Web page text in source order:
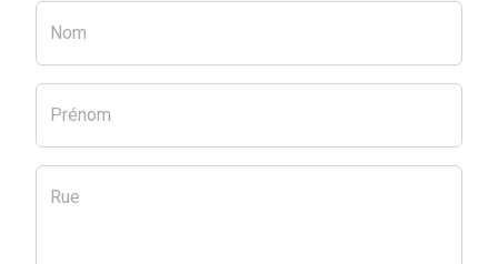
Nom
Prénom
Rue